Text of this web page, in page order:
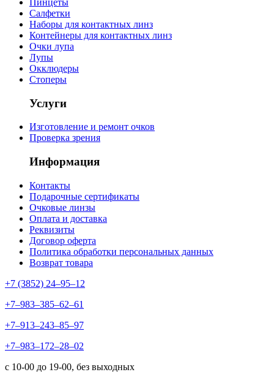
Пинцеты
Салфетки
Наборы для контактных линз
Контейнеры для контактных линз
Очки лупа
Лупы
Окклюдеры
Стоперы
Услуги
Изготовление и ремонт очков
Проверка зрения
Информация
Контакты
Подарочные сертификаты
Очковые линзы
Оплата и доставка
Реквизиты
Договор оферта
Политика обработки персональных данных
Возврат товара
+7 (3852) 24‒95‒12
+7‒983‒385‒62‒61
+7‒913‒243‒85‒97
+7‒983‒172‒28‒02
с 10-00 до 19-00, без выходных